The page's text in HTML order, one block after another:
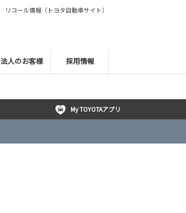
法人のお客様 採用情報
リコール情報（トヨタ自動車サイト）
My TOYOTAアプリ